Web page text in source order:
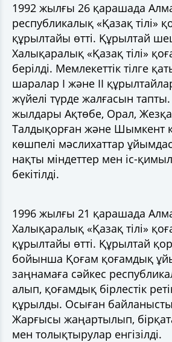
1992 жылғы 26 қарашада
республикалық «Қазақ тілі»
құрылтайы өтті. Құрылтай
Халықаралық «Қазақ тілі»
берілді. Мемлекеттік тілге
шаралар I және II
жүйелі түрде жалғасын
жылдары Ақтөбе, Орал,
Талдықорған және Шымкент
көшпелі мәслихаттар
нақты міндеттер мен іс-
бекітілді.
1996 жылғы 21 қарашада
Халықаралық «Қазақ тілі»
құрылтайы өтті. Құрылтай
бойынша Қоғам қоғамдық
заңнамаға сәйкес
алып, қоғамдық бірлестік
құрылды. Осыған
Жарғысы жаңартылып,
мен толықтырулар енгізілді.